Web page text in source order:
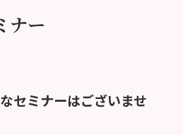
ナー
セミナーはございませ